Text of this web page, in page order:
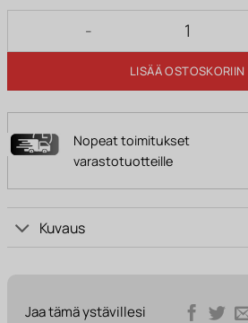
Hylly GRACE 3 beige määrä
LISÄÄ OSTOSKORIIN
Nopeat toimitukset
varastotuotteille
Kuvaus
Jaa tämä ystävillesi